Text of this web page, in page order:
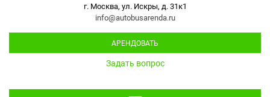
г. Москва, ул. Искры, д. 31к1
info@autobusarenda.ru
АРЕНДОВАТЬ
Задать вопрос